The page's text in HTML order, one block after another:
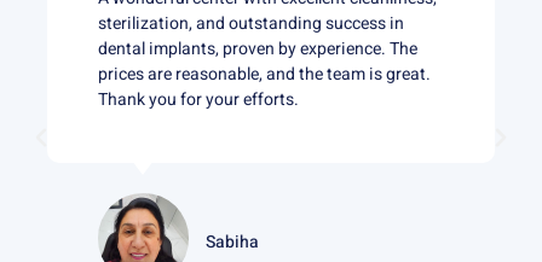
and outstanding success in
implants, proven by experience. The
are reasonable, and the team is great.
you for your efforts.
Sabiha
stars, I would